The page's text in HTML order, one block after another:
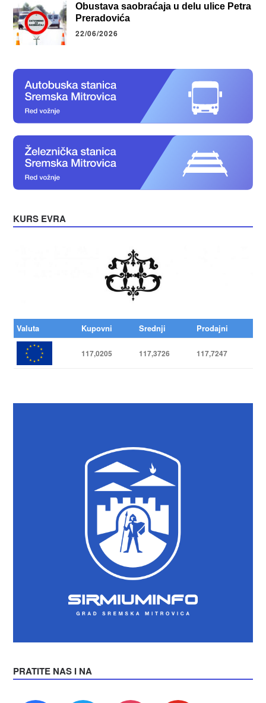
Obustava saobraćaja u delu ulice Petra
Preradovića
22/06/2026
KURS EVRA
Valuta Kupovni Srednji Prodajni
117,0205 117,3726 117,7247
PRATITE NAS I NA